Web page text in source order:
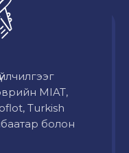
MIAT,
Turkish
болон